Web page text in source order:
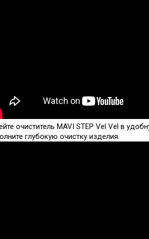
очиститель MAVI STEP Vel Vel в
глубокую очистку изделия.